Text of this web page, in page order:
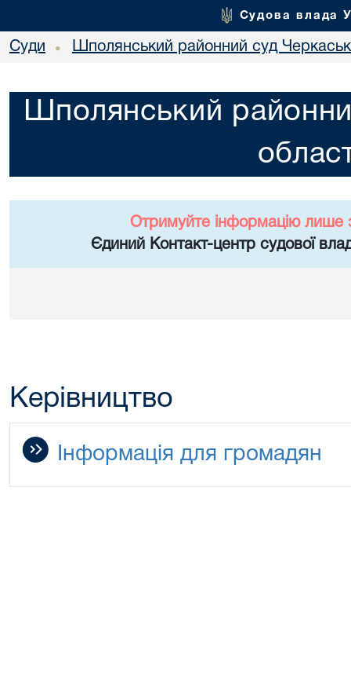
Судова влада
Суди • Шполянський районний суд
Шполянський
Отримуйте інформацію лише
Єдиний Контакт-центр судової
Керівництво
Інформація для громадян